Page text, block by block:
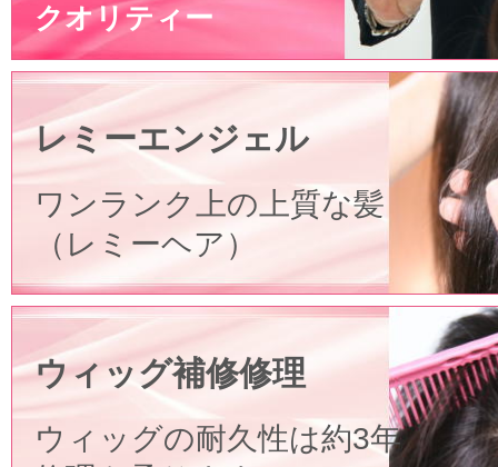
クオリティー
レミーエンジェル
ワンランク上の上質な髪
（レミーヘア）
ウィッグ補修修理
ウィッグの耐久性は約3年